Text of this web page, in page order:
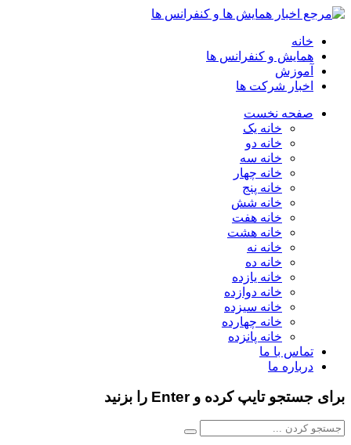
خانه
همایش و کنفرانس ها
آموزش
اخبار شرکت ها
صفحه نخست
خانه یک
خانه دو
خانه سه
خانه چهار
خانه پنج
خانه شش
خانه هفت
خانه هشت
خانه نه
خانه ده
خانه یازده
خانه دوازده
خانه سیزده
خانه چهارده
خانه پانزده
تماس با ما
درباره ما
برای جستجو تایپ کرده و Enter را بزنید